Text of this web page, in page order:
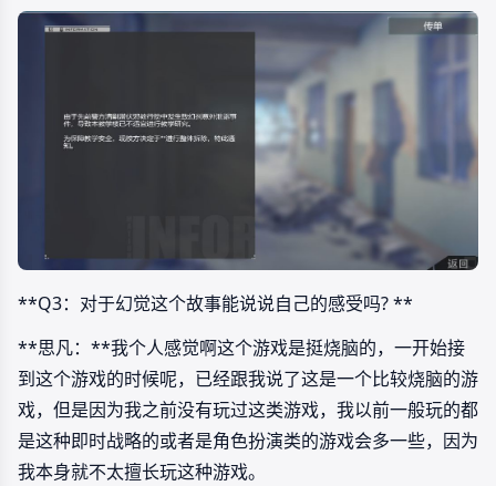
**Q3：对于幻觉这个故事能说说自己的感受吗? **
**思凡：**我个人感觉啊这个游戏是挺烧脑的，一开始接
到这个游戏的时候呢，已经跟我说了这是一个比较烧脑的游
戏，但是因为我之前没有玩过这类游戏，我以前一般玩的都
是这种即时战略的或者是角色扮演类的游戏会多一些，因为
我本身就不太擅长玩这种游戏。